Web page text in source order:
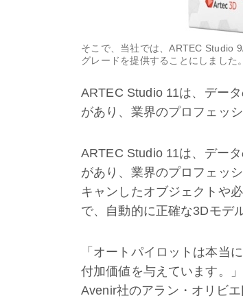
そこで、当社では、ARTEC Studio
グレードを提供することにしました
ARTEC Studio 11は、デー
があり、業界のプロフェッ
ARTEC Studio 11は、デー
があり、業界のプロフェッ
キャンしたオブジェクトや
で、自動的に正確な3Dモデ
「オートパイロットは本当
付加価値を与えています。
Avenir社のアラン・オリビエ